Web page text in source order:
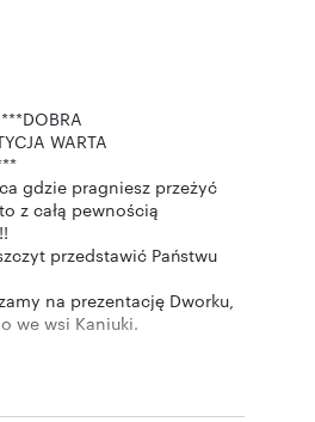
WARTA
gdzie pragniesz przeżyć
z całą pewnością
przedstawić Państwu
na prezentację Dworku,
we wsi Kaniuki.
wynosi około 340 m2,
około 300 m2, na która